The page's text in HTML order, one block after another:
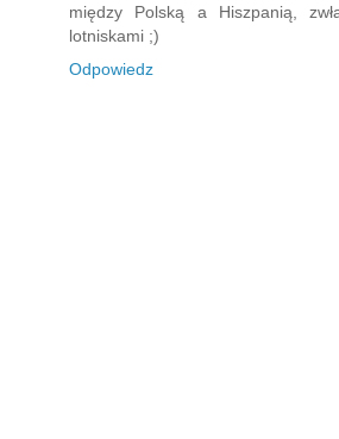
między Polską a Hiszpanią,
lotniskami ;)
Odpowiedz